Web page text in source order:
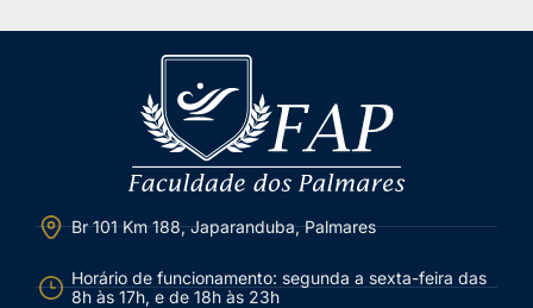
Br 101 Km 188, Japaranduba, Palmares
Horário de funcionamento: segunda a sexta-feira das
8h às 17h, e de 18h às 23h